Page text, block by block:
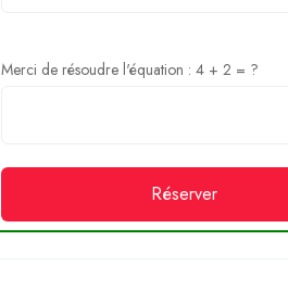
Merci de résoudre l'équation : 4 + 2 = ?
Réserver